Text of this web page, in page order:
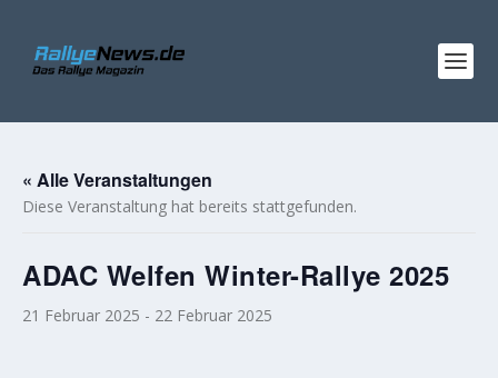
« Alle Veranstaltungen
Diese Veranstaltung hat bereits stattgefunden.
ADAC Welfen Winter-Rallye 2025
21 Februar 2025 - 22 Februar 2025